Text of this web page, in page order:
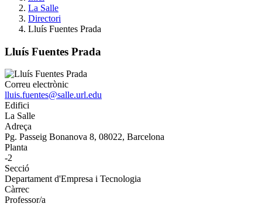
La Salle
Directori
Lluís Fuentes Prada
Lluís Fuentes Prada
Correu electrònic
lluis.fuentes@salle.url.edu
Edifici
La Salle
Adreça
Pg. Passeig Bonanova 8, 08022, Barcelona
Planta
-2
Secció
Departament d'Empresa i Tecnologia
Càrrec
Professor/a